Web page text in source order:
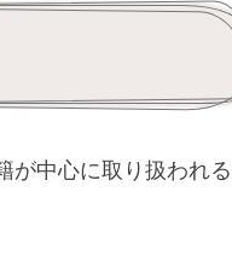
が中心に取り扱われる